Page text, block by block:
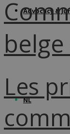
Advocacy &
NL
Les